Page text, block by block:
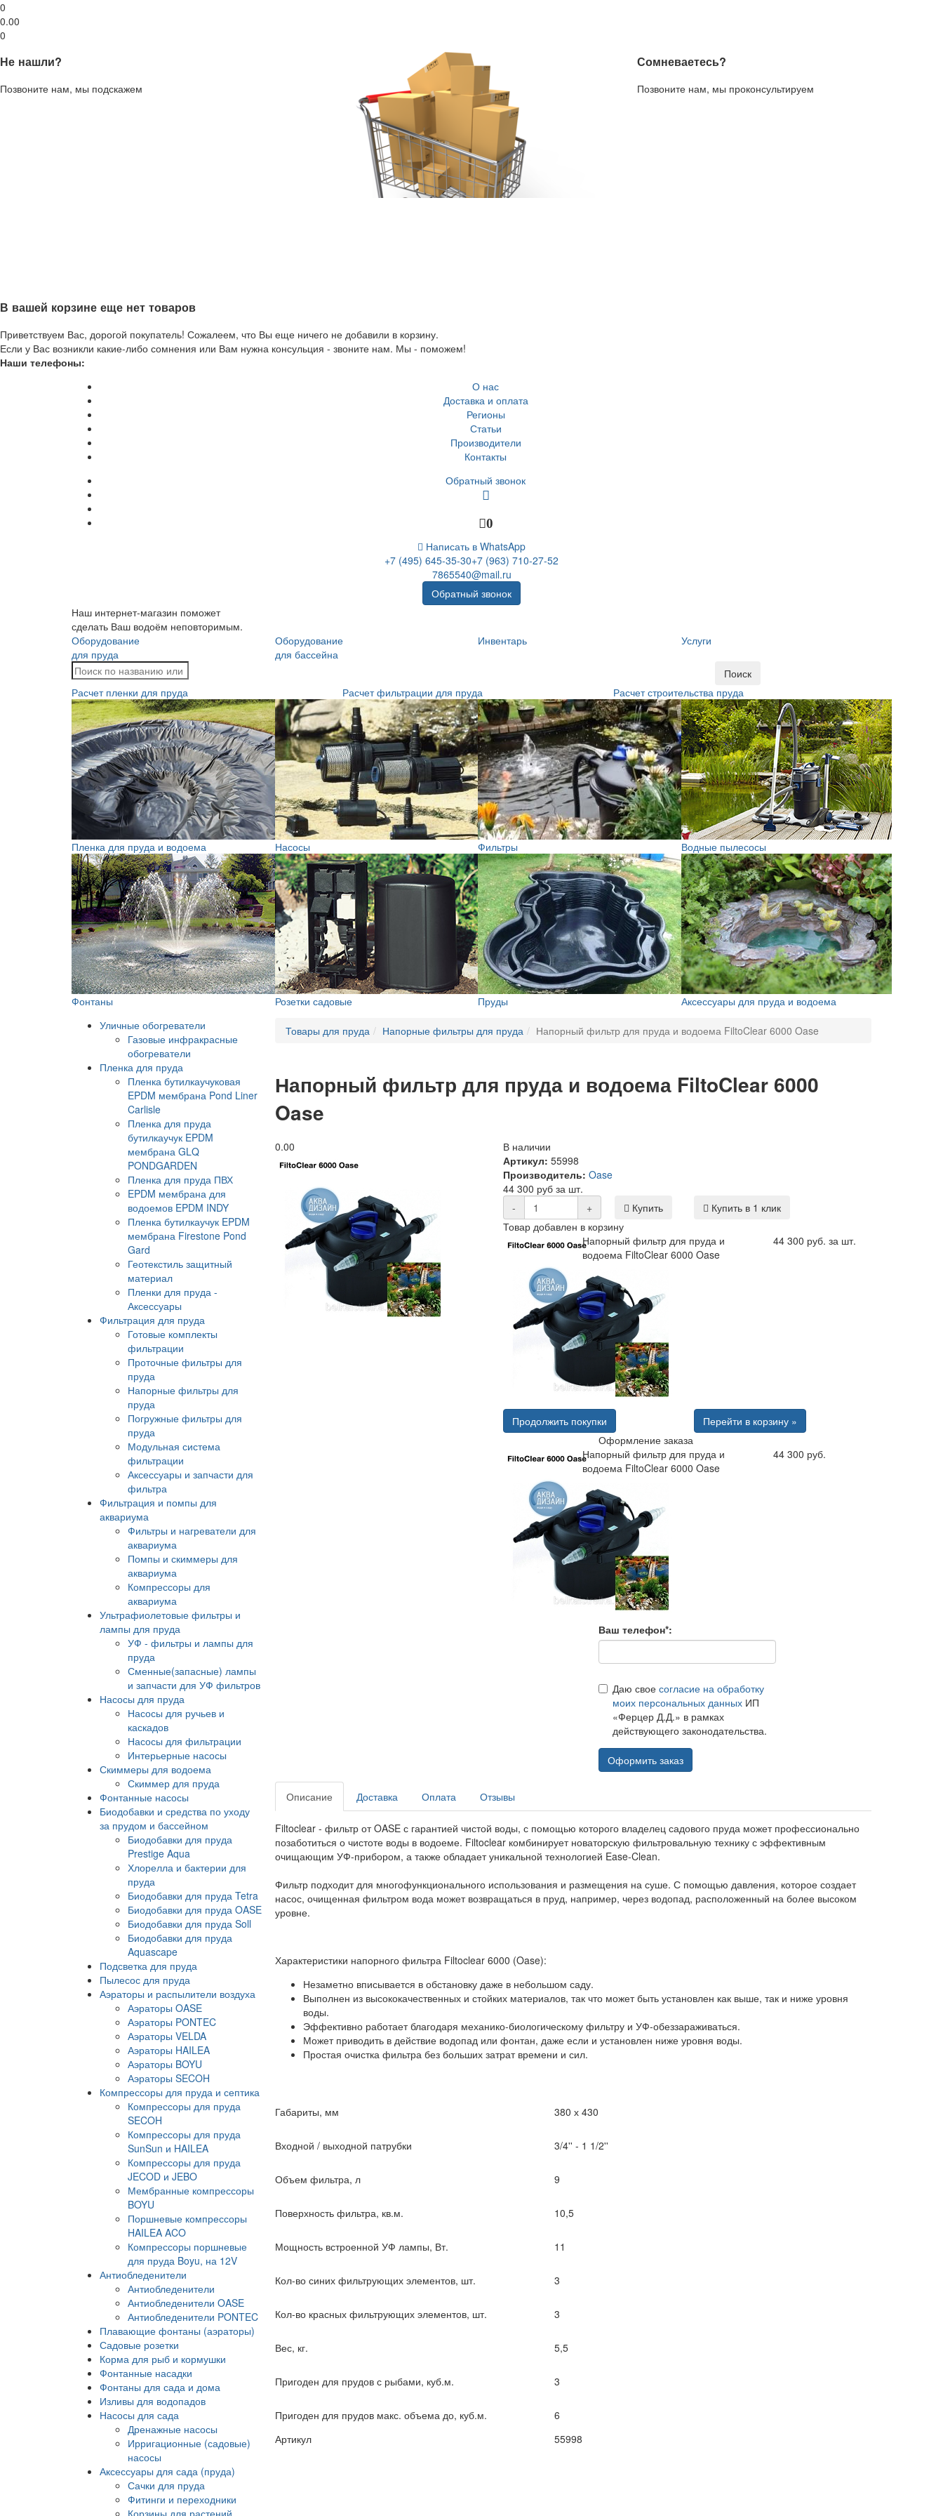
0
0.00
0
Не нашли?
Позвоните нам, мы подскажем
Сомневаетесь?
Позвоните нам, мы проконсультируем
В вашей корзине еще нет товаров
Приветствуем Вас, дорогой покупатель! Сожалеем, что Вы еще ничего не добавили в корзину.
Если у Вас возникли какие-либо сомнения или Вам нужна консульция - звоните нам. Мы - поможем!
Наши телефоны:
О нас
Доставка и оплата
Регионы
Статьи
Производители
Контакты
Обратный звонок
0
Написать в WhatsApp
+7 (495) 645-35-30+7 (963) 710-27-52
7865540@mail.ru
Обратный звонок
Наш интернет-магазин поможет
сделать Ваш водоём неповторимым.
Оборудование
для пруда
Оборудование
для бассейна
Инвентарь Услуги
Поиск
Расчет пленки для пруда
Расчет фильтрации для пруда Расчет строительства пруда
Пленка для пруда и водоема Насосы Фильтры Водные пылесосы
Фонтаны Розетки садовые Пруды
Аксессуары для пруда и водоема
Уличные обогреватели
Газовые инфракрасные
обогреватели
Пленка для пруда
Пленка бутилкаучуковая
EPDM мембрана Pond Liner
Carlisle
Пленка для пруда
бутилкаучук EPDM
мембрана GLQ
PONDGARDEN
Пленка для пруда ПВХ
EPDM мембрана для
водоемов EPDM INDY
Пленка бутилкаучук EPDM
мембрана Firestone Pond
Gard
Геотекстиль защитный
материал
Пленки для пруда -
Аксессуары
Фильтрация для пруда
Готовые комплекты
фильтрации
Проточные фильтры для
пруда
Напорные фильтры для
пруда
Погружные фильтры для
пруда
Модульная система
фильтрации
Аксессуары и запчасти для
фильтра
Фильтрация и помпы для
аквариума
Фильтры и нагреватели для
аквариума
Помпы и скиммеры для
аквариума
Компрессоры для
аквариума
Ультрафиолетовые фильтры и
лампы для пруда
УФ - фильтры и лампы для
пруда
Сменные(запасные) лампы
и запчасти для УФ фильтров
Насосы для пруда
Насосы для ручьев и
каскадов
Насосы для фильтрации
Интерьерные насосы
Скиммеры для водоема
Скиммер для пруда
Фонтанные насосы
Биодобавки и средства по уходу
за прудом и бассейном
Биодобавки для пруда
Prestige Aqua
Хлорелла и бактерии для
пруда
Биодобавки для пруда Tetra
Биодобавки для пруда OASE
Биодобавки для пруда Soll
Биодобавки для пруда
Aquascape
Подсветка для пруда
Пылесос для пруда
Аэраторы и распылители воздуха
Аэраторы OASE
Аэраторы PONTEC
Аэраторы VELDA
Аэраторы HAILEA
Аэраторы BOYU
Аэраторы SECOH
Компрессоры для пруда и септика
Компрессоры для пруда
SECOH
Компрессоры для пруда
SunSun и HAILEA
Компрессоры для пруда
JECOD и JEBO
Мембранные компрессоры
BOYU
Поршневые компрессоры
HAILEA ACO
Компрессоры поршневые
для пруда Boyu, на 12V
Антиобледенители
Антиобледенители
Антиобледенители OASE
Антиобледенители PONTEC
Плавающие фонтаны (аэраторы)
Садовые розетки
Корма для рыб и кормушки
Фонтанные насадки
Фонтаны для сада и дома
Изливы для водопадов
Насосы для сада
Дренажные насосы
Ирригационные (садовые)
насосы
Аксессуары для сада (пруда)
Сачки для пруда
Фитинги и переходники
Корзины для растений
Товары для пруда Напорные фильтры для пруда Напорный фильтр для пруда и водоема FiltoClear 6000 Oase
Напорный фильтр для пруда и водоема FiltoClear 6000
Oase
0.00
В наличии
Артикул: 55998
Производитель: Oase
44 300 руб за шт.
-
+ Купить
Купить в 1 клик
Товар добавлен в корзину
Напорный фильтр для пруда и
водоема FiltoClear 6000 Oase
44 300 руб. за шт.
Продолжить покупки
Перейти в корзину »
Оформление заказа
Напорный фильтр для пруда и
водоема FiltoClear 6000 Oase
44 300 руб.
Ваш телефон*:
Даю свое согласие на обработку
моих персональных данныхИП
«Ферцер Д.Д.» в рамках
действующего законодательства.
Оформить заказ
Описание Доставка Оплата Отзывы
Filtoclear - фильтр от OASE с гарантией чистой воды, с помощью которого владелец садового пруда может профессионально
позаботиться о чистоте воды в водоеме. Filtoclear комбинирует новаторскую фильтровальную технику с эффективным
очищающим УФ-прибором, а также обладает уникальной технологией Ease-Clean.
Фильтр подходит для многофункционального использования и размещения на суше. С помощью давления, которое создает
насос, очищенная фильтром вода может возвращаться в пруд, например, через водопад, расположенный на более высоком
уровне.
Характеристики напорного фильтра Filtoclear 6000 (Oase):
Незаметно вписывается в обстановку даже в небольшом саду.
Выполнен из высококачественных и стойких материалов, так что может быть установлен как выше, так и ниже уровня
воды.
Эффективно работает благодаря механико-биологическому фильтру и УФ-обеззараживаться.
Может приводить в действие водопад или фонтан, даже если и установлен ниже уровня воды.
Простая очистка фильтра без больших затрат времени и сил.
Габариты, мм 380 х 430
Входной / выходной патрубки 3/4'' - 1 1/2''
Объем фильтра, л 9
Поверхность фильтра, кв.м. 10,5
Мощность встроенной УФ лампы, Вт. 11
Кол-во синих фильтрующих элементов, шт. 3
Кол-во красных фильтрующих элементов, шт. 3
Вес, кг. 5,5
Пригоден для прудов с рыбами, куб.м. 3
Пригоден для прудов макс. объема до, куб.м.
6
Артикул
55998